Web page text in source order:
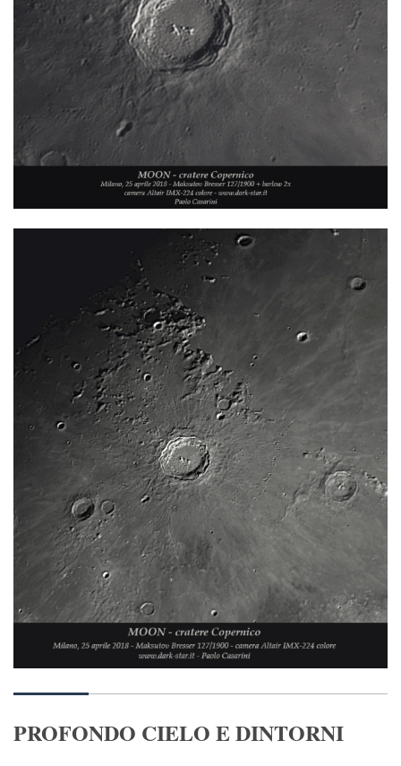
PROFONDO CIELO E DINTORNI